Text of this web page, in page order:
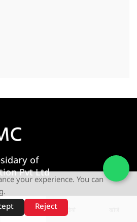
of
Pvt Ltd
your experience. You can
Reject